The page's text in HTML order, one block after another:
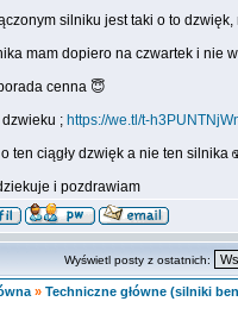
silniku jest taki o to
mam dopiero na czwartek i nie
cenna 😇
dzwieku ; https://we.tl/t-
ten ciągły dzwięk a nie ten silnika
i pozdrawiam
Wyświetl posty z ostatnich:
» Techniczne główne (silniki